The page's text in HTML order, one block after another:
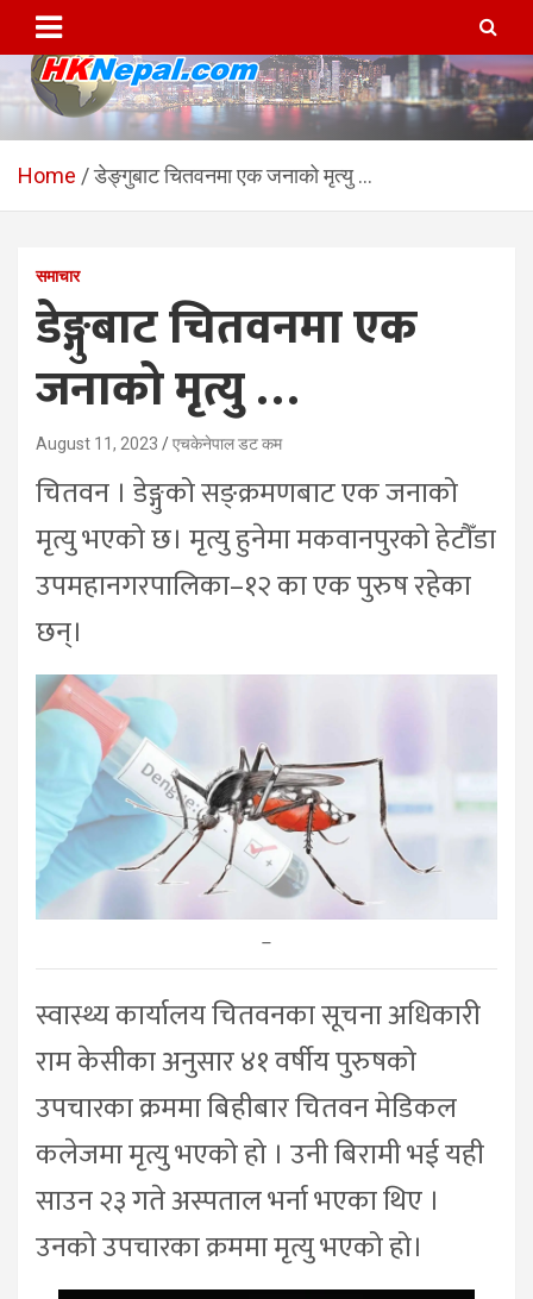
content
HKNepal.com – हङकङबाट
सञ्चालित पहिलो नेपाली अनलाईन
hknepal, hknepal.com, hk nepal, hk nepal com
Home डेङ्गुबाट चितवनमा एक जनाको मृत्यु …
समाचार
डेङ्गुबाट चितवनमा एक
जनाको मृत्यु …
August 11, 2023 एचकेनेपाल डट कम
चितवन । डेङ्गुको सङ्क्रमणबाट एक जनाको
मृत्यु भएको छ। मृत्यु हुनेमा मकवानपुरको हेटौँडा
उपमहानगरपालिका–१२ का एक पुरुष रहेका
छन्।
–
स्वास्थ्य कार्यालय चितवनका सूचना अधिकारी
राम केसीका अनुसार ४१ वर्षीय पुरुषको
उपचारका क्रममा बिहीबार चितवन मेडिकल
कलेजमा मृत्यु भएको हो । उनी बिरामी भई यही
साउन २३ गते अस्पताल भर्ना भएका थिए ।
उनको उपचारका क्रममा मृत्यु भएको हो।